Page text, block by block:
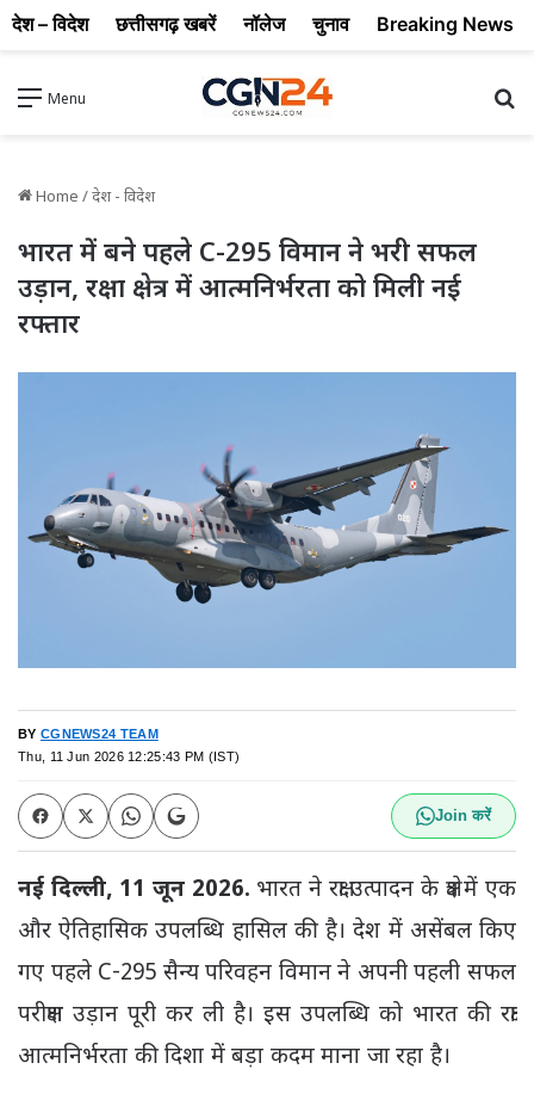
Menu
Home /देश - विदेश
भारत में बने पहले C-295 विमान ने भरी सफल
उड़ान, रक्षा क्षेत्र में आत्मनिर्भरता को मिली नई
रफ्तार
BY CGNEWS24 TEAM
Thu, 11 Jun 2026 12:25:43 PM (IST)
Join करें
नई दिल्ली, 11 जून 2026. भारत ने रक्षा उत्पादन के क्षेत्र में एक
और ऐतिहासिक उपलब्धि हासिल की है। देश में असेंबल किए
गए पहले C-295 सैन्य परिवहन विमानने अपनी पहली सफल
परीक्षण उड़ान पूरी कर ली है। इस उपलब्धि को भारत की रक्षा
आत्मनिर्भरता की दिशा में बड़ा कदम माना जा रहा है।
देश – विदेश छत्तीसगढ़ खबरें नॉलेज चुनाव Breaking News